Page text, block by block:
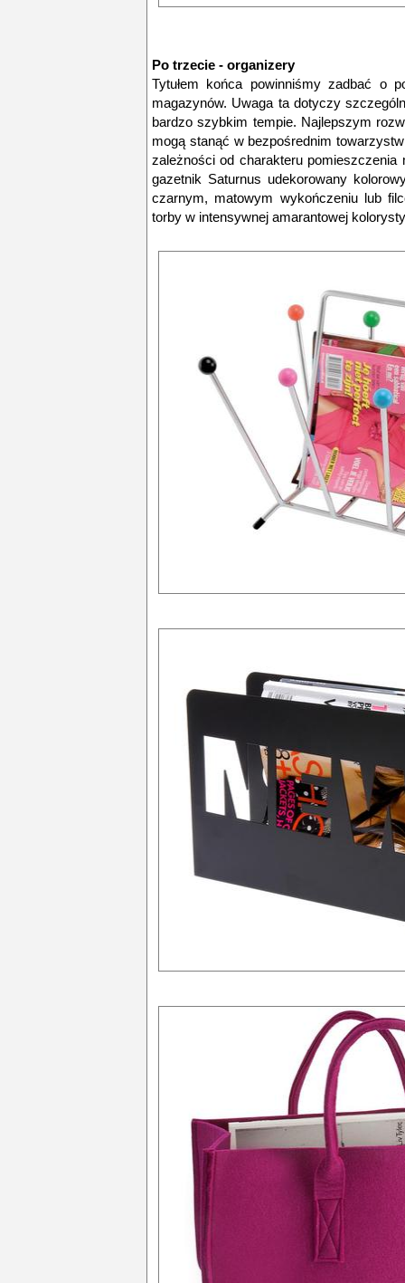
Po trzecie - organizery
Tytułem końca powinniśmy zadbać o
magazynów. Uwaga ta dotyczy
bardzo szybkim tempie. Najlepszym
mogą stanąć w bezpośrednim
zależności od charakteru pomieszczenia
gazetnik Saturnus udekorowany
czarnym, matowym wykończeniu lub
torby w intensywnej amarantowej